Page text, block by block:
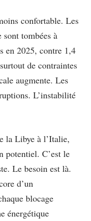
confortable. Les
tombées à
en 2025, contre 1,4
de contraintes
augmente. Les
L’instabilité
la Libye à l’Italie,
potentiel. C’est le
Le besoin est là.
d’un
blocage
énergétique